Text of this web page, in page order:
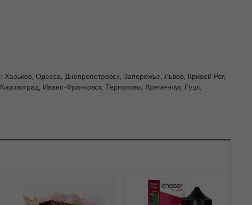
Одесса, Днепропетровск, Запорожье, Львов, Кривой Рог,
Ивано-Франковск, Тернополь, Кременчуг, Луцк,